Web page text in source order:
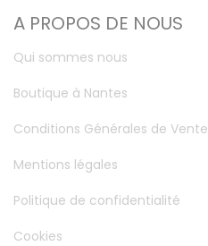
A PROPOS DE NOUS
Qui sommes nous
Boutique à Nantes
Conditions Générales de Vente
Mentions légales
Politique de confidentialité
Cookies